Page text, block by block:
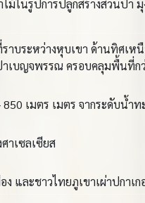
ม้ในรูปการปลูกสร้างสวนป่
าบระหว่างหุบเขา ด้านทิศเ
เบญจพรรณ ครอบคลุมพื้นที่กว่
850 เมตร เมตร จากระดับน้ำท
าเซลเซียส
ง และชาวไทยภูเขาเผ่าปกา